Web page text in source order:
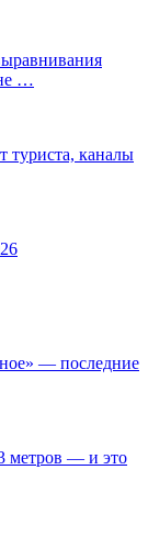
…
туриста, каналы
— последние
метров — и это